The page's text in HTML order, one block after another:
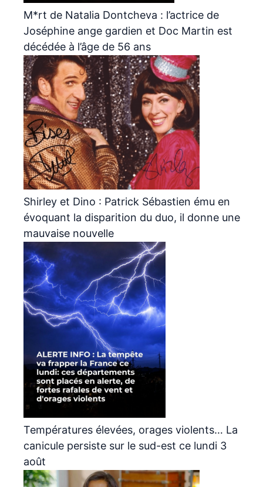
M*rt de Natalia Dontcheva : l’actrice de
Joséphine ange gardien et Doc Martin est
décédée à l’âge de 56 ans
Shirley et Dino : Patrick Sébastien ému en
évoquant la disparition du duo, il donne une
mauvaise nouvelle
Températures élevées, orages violents… La
canicule persiste sur le sud-est ce lundi 3
août